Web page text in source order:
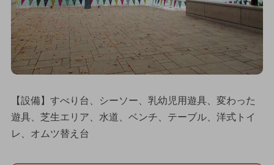
【設備】すべり台、シーソー、乳幼児用遊具、変わった
遊具、芝生エリア、水道、ベンチ、テーブル、洋式トイ
レ、オムツ替え台